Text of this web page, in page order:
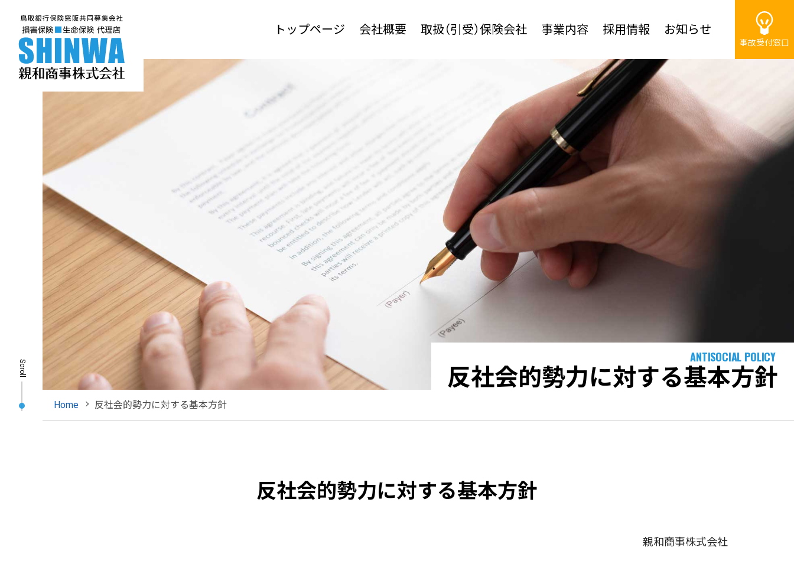
事故受付窓口
トップページ 会社概要 取扱（引受）保険会社 事業内容 採用情報 お知らせ
ANTISOCIAL POLICY
反社会的勢力に対する基本方針
Scroll
Home 反社会的勢力に対する基本方針
反社会的勢力に対する基本方針
親和商事株式会社